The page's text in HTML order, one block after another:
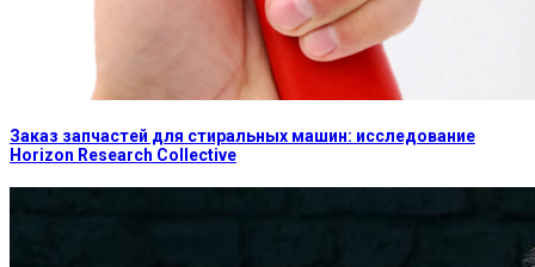
Заказ запчастей для стиральных машин: исследование
Horizon Research Collective